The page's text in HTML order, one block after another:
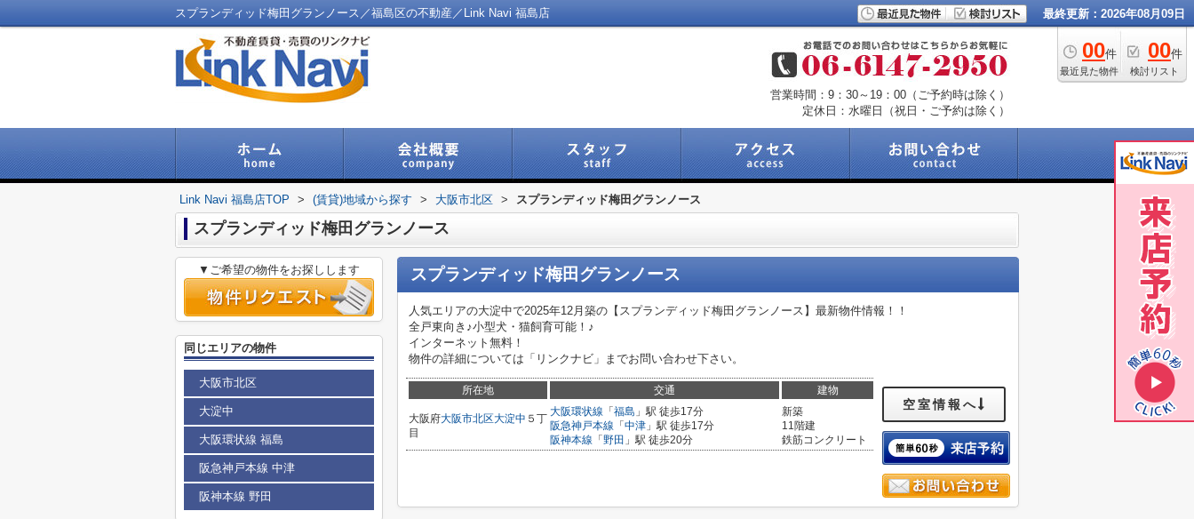
スプランディッド梅田グランノース／福島区の不動産／Link Navi 福島店 最終更新：2026年08月09日
00件
最近見た物件
00件
検討リスト
営業時間：9：30～19：00（ご予約時は除く）
定休日：水曜日（祝日・ご予約は除く）
Link Navi 福島店TOP > (賃貸)地域から探す > 大阪市北区 > スプランディッド梅田グランノース
スプランディッド梅田グランノース
スプランディッド梅田グランノース
人気エリアの大淀中で2025年12月築の【スプランディッド梅田グランノース】最新物件情報！！
全戸東向き♪小型犬・猫飼育可能！♪
インターネット無料！
物件の詳細については「リンクナビ」までお問い合わせ下さい。
所在地 交通 建物
大阪府大阪市北区大淀中 ５丁
目
大阪環状線 「 福島 」駅 徒歩17分
阪急神戸本線 「 中津 」駅 徒歩17分
阪神本線 「 野田 」駅 徒歩20分
新築
11階建
鉄筋コンクリート
空室情報へ
▼ご希望の物件をお探しします
同じエリアの物件
大阪市北区
大淀中
大阪環状線 福島
阪急神戸本線 中津
阪神本線 野田